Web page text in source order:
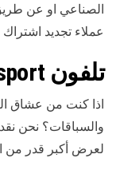
الصناعي او عن
عملاء تجديد
تلفون Bein sport
اذا كنت من عشاق
لعرض أكبر قدر من